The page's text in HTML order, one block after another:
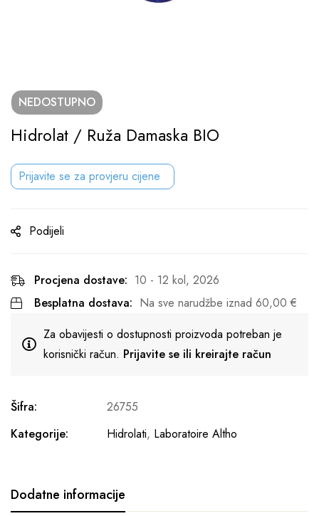
NEDOSTUPNO
Hidrolat / Ruža Damaska BIO
Prijavite se za provjeru cijene
Podijeli
Procjena dostave: 10 - 12 kol, 2026
Besplatna dostava: Na sve narudžbe iznad 60,00 €
Za obavijesti o dostupnosti proizvoda potreban je
korisnički račun. Prijavite se ili kreirajte račun
Šifra:
26755
Kategorije:
Hidrolati, Laboratoire Altho
Dodatne informacije